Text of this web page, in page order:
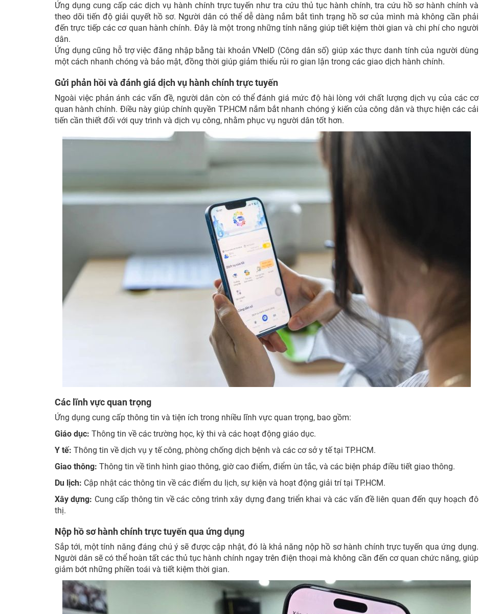
Ứng dụng cung cấp các dịch vụ hành chính trực tuyến như tra cứu thủ tục hành chính, tra cứu hồ sơ hành chính và
theo dõi tiến độ giải quyết hồ sơ. Người dân có thể dễ dàng nắm bắt tình trạng hồ sơ của mình mà không cần phải
đến trực tiếp các cơ quan hành chính. Đây là một trong những tính năng giúp tiết kiệm thời gian và chi phí cho người
dân.
Ứng dụng cũng hỗ trợ việc đăng nhập bằng tài khoản VNeID (Công dân số) giúp xác thực danh tính của người dùng
một cách nhanh chóng và bảo mật, đồng thời giúp giảm thiểu rủi ro gian lận trong các giao dịch hành chính.
Gửi phản hồi và đánh giá dịch vụ hành chính trực tuyến
Ngoài việc phản ánh các vấn đề, người dân còn có thể đánh giá mức độ hài lòng với chất lượng dịch vụ của các cơ
quan hành chính. Điều này giúp chính quyền TP.HCM nắm bắt nhanh chóng ý kiến của công dân và thực hiện các cải
tiến cần thiết đối với quy trình và dịch vụ công, nhằm phục vụ người dân tốt hơn.
Các lĩnh vực quan trọng
Ứng dụng cung cấp thông tin và tiện ích trong nhiều lĩnh vực quan trọng, bao gồm:
Giáo dục: Thông tin về các trường học, kỳ thi và các hoạt động giáo dục.
Y tế: Thông tin về dịch vụ y tế công, phòng chống dịch bệnh và các cơ sở y tế tại TP.HCM.
Giao thông: Thông tin về tình hình giao thông, giờ cao điểm, điểm ùn tắc, và các biện pháp điều tiết giao thông.
Du lịch: Cập nhật các thông tin về các điểm du lịch, sự kiện và hoạt động giải trí tại TP.HCM.
Xây dựng: Cung cấp thông tin về các công trình xây dựng đang triển khai và các vấn đề liên quan đến quy hoạch đô
thị.
Nộp hồ sơ hành chính trực tuyến qua ứng dụng
Sắp tới, một tính năng đáng chú ý sẽ được cập nhật, đó là khả năng nộp hồ sơ hành chính trực tuyến qua ứng dụng.
Người dân sẽ có thể hoàn tất các thủ tục hành chính ngay trên điện thoại mà không cần đến cơ quan chức năng, giúp
giảm bớt những phiền toái và tiết kiệm thời gian.